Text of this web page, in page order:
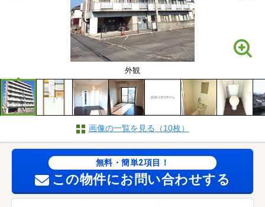
外観
画像の一覧を見る（10枚）
無料・簡単2項目！
この物件にお問い合わせする